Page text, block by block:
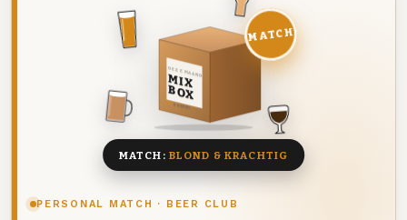
PERSONAL MATCH · BEER CLUB
DEZE MAAND
MIX
BOX
8 BIEREN
MATCH
MATCH: BLOND & KRACHTIG